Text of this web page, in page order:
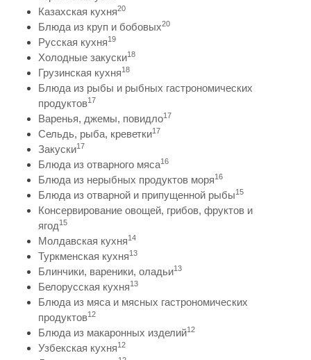
Казахская кухня20
Блюда из круп и бобовых20
Русская кухня19
Холодные закуски18
Грузинская кухня18
Блюда из рыбы и рыбных гастрономических
продуктов17
Варенья, джемы, повидло17
Сельдь, рыба, креветки17
Закуски17
Блюда из отварного мяса16
Блюда из нерыбных продуктов моря16
Блюда из отварной и припущенной рыбы15
Консервирование овощей, грибов, фруктов и
ягод15
Молдавская кухня14
Туркменская кухня13
Блинчики, вареники, оладьи13
Белорусская кухня13
Блюда из мяса и мясных гастрономических
продуктов12
Блюда из макаронных изделий12
Узбекская кухня12